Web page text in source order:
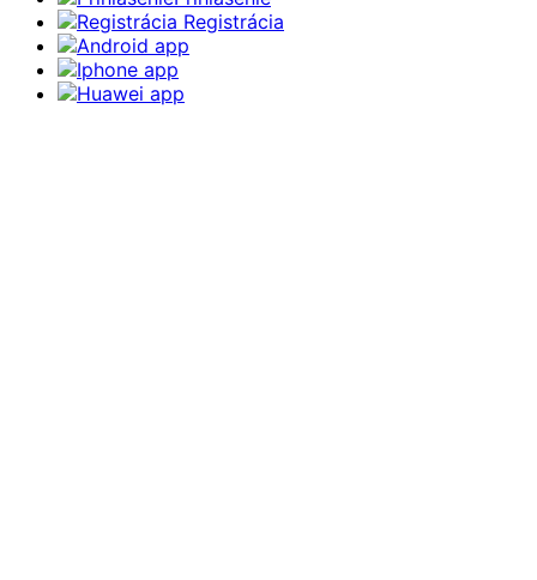
Registrácia